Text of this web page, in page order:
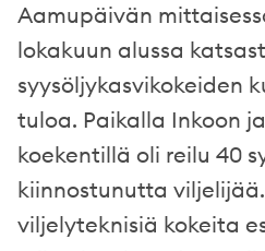
Aamupäivän
lokakuun alussa
syysöljykasvikokeiden
tuloa. Paikalla Inkoon
koekentillä oli reilu 40
kiinnostunutta
viljelyteknisiä kokeita